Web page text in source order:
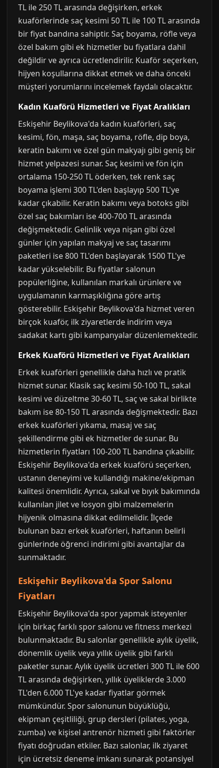
TL ile 250 TL arasında değişirken, erkek
kuaförlerinde saç kesimi 50 TL ile 100 TL arasında
bir fiyat bandına sahiptir. Saç boyama, röfle veya
özel bakım gibi ek hizmetler bu fiyatlara dahil
değildir ve ayrıca ücretlendirilir. Kuaför seçerken,
hijyen koşullarına dikkat etmek ve daha önceki
müşteri yorumlarını incelemek faydalı olacaktır.
Kadın Kuaförü Hizmetleri ve Fiyat Aralıkları
Eskişehir Beylikova'da kadın kuaförleri, saç
kesimi, fön, maşa, saç boyama, röfle, dip boya,
keratin bakımı ve özel gün makyajı gibi geniş bir
hizmet yelpazesi sunar. Saç kesimi ve fön için
ortalama 150-250 TL öderken, tek renk saç
boyama işlemi 300 TL'den başlayıp 500 TL'ye
kadar çıkabilir. Keratin bakımı veya botoks gibi
özel saç bakımları ise 400-700 TL arasında
değişmektedir. Gelinlik veya nişan gibi özel
günler için yapılan makyaj ve saç tasarımı
paketleri ise 800 TL'den başlayarak 1500 TL'ye
kadar yükselebilir. Bu fiyatlar salonun
popülerliğine, kullanılan markalı ürünlere ve
uygulamanın karmaşıklığına göre artış
gösterebilir. Eskişehir Beylikova'da hizmet veren
birçok kuaför, ilk ziyaretlerde indirim veya
sadakat kartı gibi kampanyalar düzenlemektedir.
Erkek Kuaförü Hizmetleri ve Fiyat Aralıkları
Erkek kuaförleri genellikle daha hızlı ve pratik
hizmet sunar. Klasik saç kesimi 50-100 TL, sakal
kesimi ve düzeltme 30-60 TL, saç ve sakal birlikte
bakım ise 80-150 TL arasında değişmektedir. Bazı
erkek kuaförleri yıkama, masaj ve saç
şekillendirme gibi ek hizmetler de sunar. Bu
hizmetlerin fiyatları 100-200 TL bandına çıkabilir.
Eskişehir Beylikova'da erkek kuaförü seçerken,
ustanın deneyimi ve kullandığı makine/ekipman
kalitesi önemlidir. Ayrıca, sakal ve bıyık bakımında
kullanılan jilet ve losyon gibi malzemelerin
hijyenik olmasına dikkat edilmelidir. İlçede
bulunan bazı erkek kuaförleri, haftanın belirli
günlerinde öğrenci indirimi gibi avantajlar da
sunmaktadır.
Eskişehir Beylikova'da Spor Salonu
Fiyatları
Eskişehir Beylikova'da spor yapmak isteyenler
için birkaç farklı spor salonu ve fitness merkezi
bulunmaktadır. Bu salonlar genellikle aylık üyelik,
dönemlik üyelik veya yıllık üyelik gibi farklı
paketler sunar. Aylık üyelik ücretleri 300 TL ile 600
TL arasında değişirken, yıllık üyeliklerde 3.000
TL'den 6.000 TL'ye kadar fiyatlar görmek
mümkündür. Spor salonunun büyüklüğü,
ekipman çeşitliliği, grup dersleri (pilates, yoga,
zumba) ve kişisel antrenör hizmeti gibi faktörler
fiyatı doğrudan etkiler. Bazı salonlar, ilk ziyaret
için ücretsiz deneme imkanı sunarak potansiyel